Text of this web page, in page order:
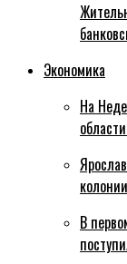
Экономика
На
В